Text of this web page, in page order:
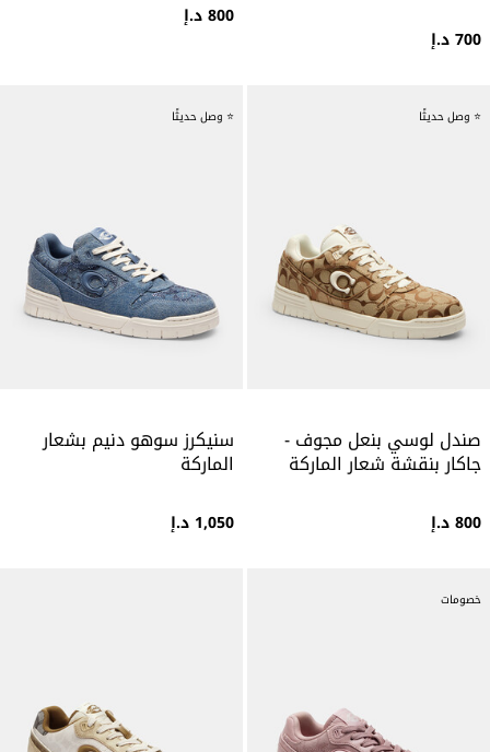
700 د.إ
800 د.إ
⭐ وصل حديثًا
صندل لوسي بنعل مجوف -
جاكار بنقشة شعار الماركة
800 د.إ
⭐ وصل حديثًا
سنيكرز سوهو دنيم بشعار
الماركة
1,050 د.إ
خصومات